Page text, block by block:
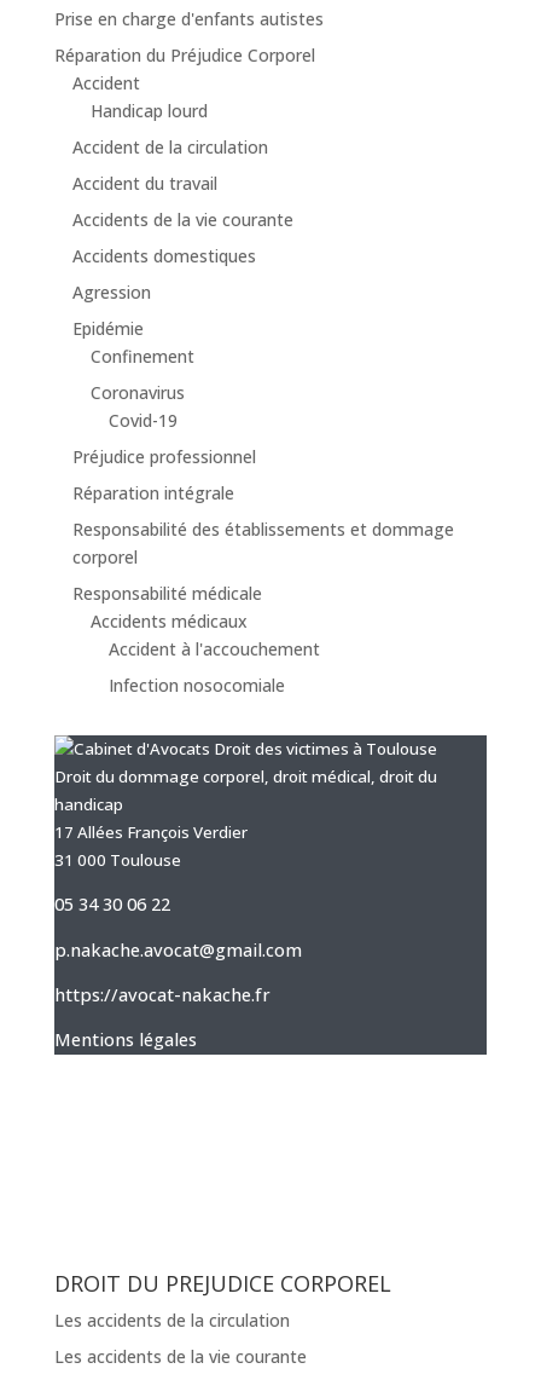
Prise en charge d'enfants autistes
Réparation du Préjudice Corporel
Accident
Handicap lourd
Accident de la circulation
Accident du travail
Accidents de la vie courante
Accidents domestiques
Agression
Epidémie
Confinement
Coronavirus
Covid-19
Préjudice professionnel
Réparation intégrale
Responsabilité des établissements et dommage
corporel
Responsabilité médicale
Accidents médicaux
Accident à l'accouchement
Infection nosocomiale
Droit du dommage corporel, droit médical, droit du
handicap
17 Allées François Verdier
31 000 Toulouse
05 34 30 06 22
p.nakache.avocat@gmail.com
https://avocat-nakache.fr
Mentions légales
DROIT DU PREJUDICE CORPOREL
Les accidents de la circulation
Les accidents de la vie courante